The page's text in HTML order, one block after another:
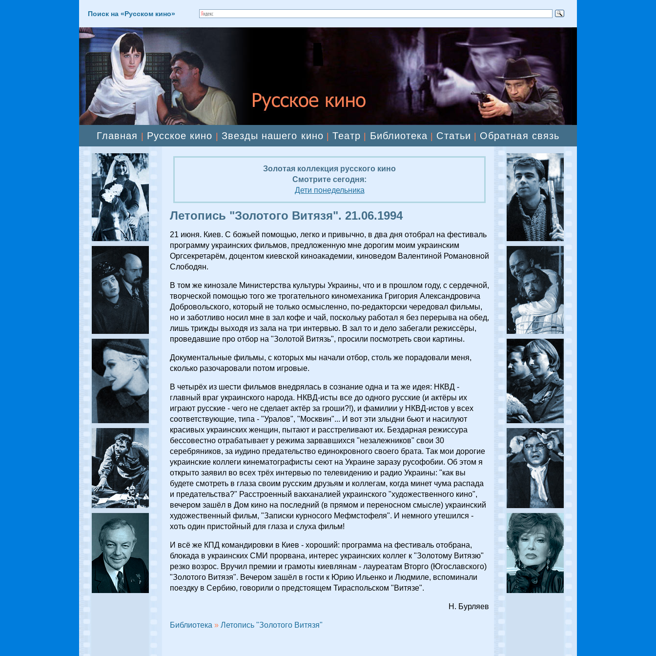
Поиск на «Русском кино»
Главная Русское кино Звезды нашего кино |Театр Библиотека Статьи Обратная связь
Золотая коллекция русского кино
Смотрите сегодня:
Дети понедельника
Летопись "Золотого Витязя". 21.06.1994
21 июня. Киев. С божьей помощью, легко и привычно, в два дня отобрал на фестиваль
программу украинских фильмов, предложенную мне дорогим моим украинским
Оргсекретарём, доцентом киевской киноакадемии, киноведом Валентиной Романовной
Слободян.
В том же кинозале Министерства культуры Украины, что и в прошлом году, с сердечной,
творческой помощью того же трогательного киномеханика Григория Александровича
Добровольского, который не только осмысленно, по-редакторски чередовал фильмы,
но и заботливо носил мне в зал кофе и чай, поскольку работал я без перерыва на обед,
лишь трижды выходя из зала на три интервью. В зал то и дело забегали режиссёры,
проведавшие про отбор на "Золотой Витязь", просили посмотреть свои картины.
Документальные фильмы, с которых мы начали отбор, столь же порадовали меня,
сколько разочаровали потом игровые.
В четырёх из шести фильмов внедрялась в сознание одна и та же идея: НКВД -
главный враг украинского народа. НКВД-исты все до одного русские (и актёры их
играют русские - чего не сделает актёр за гроши?!), и фамилии у НКВД-истов у всех
соответствующие, типа - "Уралов", "Москвин"... И вот эти злыдни бьют и насилуют
красивых украинских женщин, пытают и расстреливают их. Бездарная режиссура
бессовестно отрабатывает у режима зарвавшихся "незалежников" свои 30
серебряников, за иудино предательство единокровного своего брата. Так мои дорогие
украинские коллеги кинематографисты сеют на Украине заразу русофобии. Об этом я
открыто заявил во всех трёх интервью по телевидению и радио Украины: "как вы
будете смотреть в глаза своим русским друзьям и коллегам, когда минет чума распада
и предательства?" Расстроенный вакханалией украинского "художественного кино",
вечером зашёл в Дом кино на последний (в прямом и переносном смысле) украинский
художественный фильм, "Записки курносого Мефмстофеля". И немного утешился -
хоть один пристойный для глаза и слуха фильм!
И всё же КПД командировки в Киев - хороший: программа на фестиваль отобрана,
блокада в украинских СМИ прорвана, интерес украинских коллег к "Золотому Витязю"
резко возрос. Вручил премии и грамоты киевлянам - лауреатам Вторго (Югославского)
"Золотого Витязя". Вечером зашёл в гости к Юрию Ильенко и Людмиле, вспоминали
поездку в Сербию, говорили о предстоящем Тираспольском "Витязе".
Н. Бурляев
Библиотека » Летопись "Золотого Витязя"